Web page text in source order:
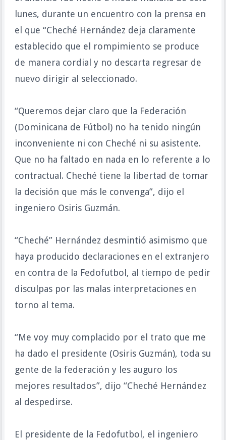
lunes, durante un encuentro con la prensa en
el que “Cheché Hernández deja claramente
establecido que el rompimiento se produce
de manera cordial y no descarta regresar de
nuevo dirigir al seleccionado.
“Queremos dejar claro que la Federación
(Dominicana de Fútbol) no ha tenido ningún
inconveniente ni con Cheché ni su asistente.
Que no ha faltado en nada en lo referente a lo
contractual. Cheché tiene la libertad de tomar
la decisión que más le convenga”, dijo el
ingeniero Osiris Guzmán.
“Cheché” Hernández desmintió asimismo que
haya producido declaraciones en el extranjero
en contra de la Fedofutbol, al tiempo de pedir
disculpas por las malas interpretaciones en
torno al tema.
“Me voy muy complacido por el trato que me
ha dado el presidente (Osiris Guzmán), toda su
gente de la federación y les auguro los
mejores resultados”, dijo “Cheché Hernández
al despedirse.
El presidente de la Fedofutbol, el ingeniero